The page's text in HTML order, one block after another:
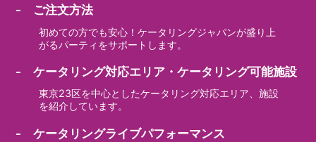
- ご注文方法
初めての方でも安心！ケータリングジャパンが盛り上
がるパーティをサポートします。
- ケータリング対応エリア・ケータリング可能施設
東京23区を中心としたケータリング対応エリア、施設
を紹介しています。
- ケータリングライブパフォーマンス